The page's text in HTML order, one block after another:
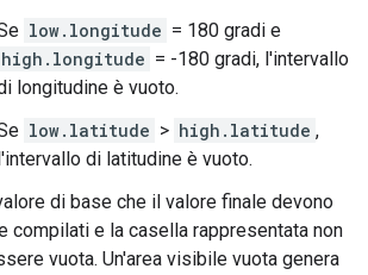
low.longitude = 180 gradi e
high.longitude = -180 gradi, l'intervallo
longitudine è vuoto.
low.latitude > high.latitude ,
di latitudine è vuoto.
di base che il valore finale devono
compilati e la casella rappresentata non
vuota. Un'area visibile vuota genera